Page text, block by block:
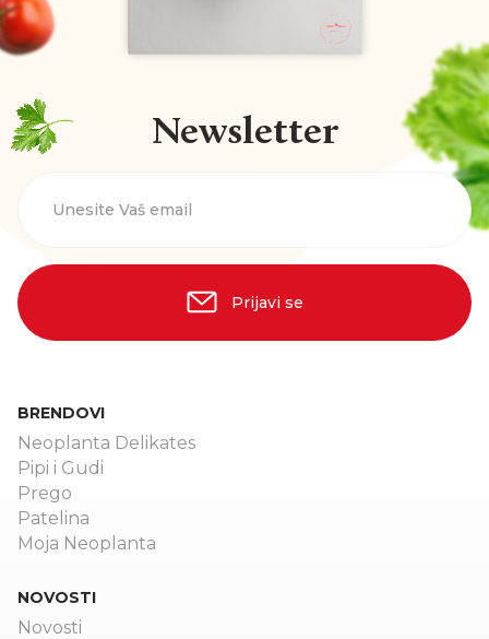
Newsletter
Unesite Vaš email
Prijavi se
BRENDOVI
Neoplanta Delikates
Pipi i Gudi
Prego
Patelina
Moja Neoplanta
NOVOSTI
Novosti